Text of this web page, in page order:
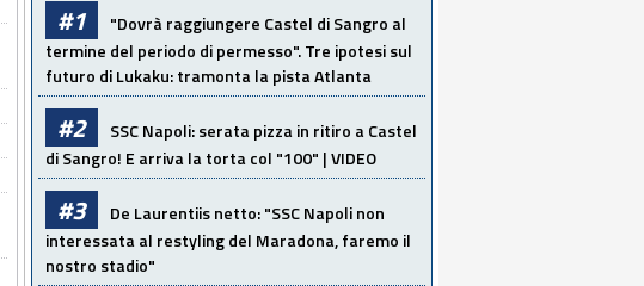
#1
"Dovrà raggiungere Castel di Sangro al
termine del periodo di permesso". Tre ipotesi sul
futuro di Lukaku: tramonta la pista Atlanta
#2
SSC Napoli: serata pizza in ritiro a Castel
di Sangro! E arriva la torta col "100" | VIDEO
#3
De Laurentiis netto: "SSC Napoli non
interessata al restyling del Maradona, faremo il
nostro stadio"